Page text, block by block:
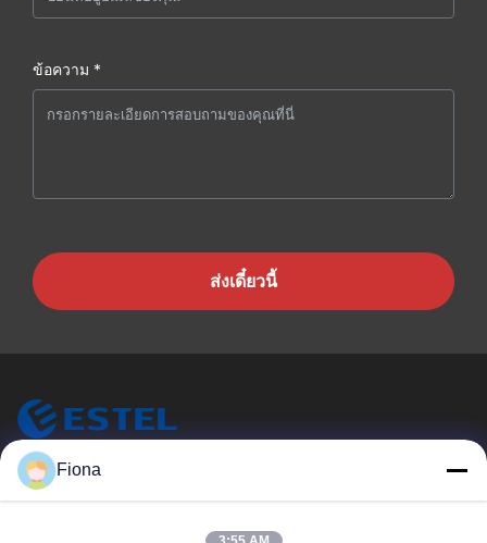
ข้อความ *
ส่งเดี๋ยวนี้
ESTEL (GUANGDONG) TECHNOLOGY CO., LTD.
Fiona